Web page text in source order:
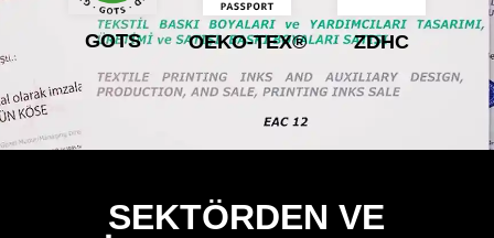
GOTS OEKO-TEX® ZDHC
SEKTÖRDEN VE